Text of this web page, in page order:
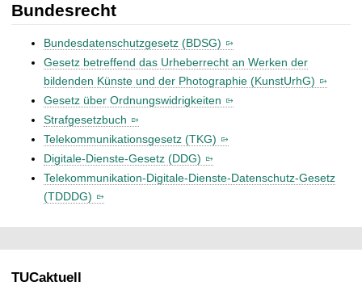
Bundesrecht
Bundesdatenschutzgesetz (BDSG)
Gesetz betreffend das Urheberrecht an Werken der
bildenden Künste und der Photographie (KunstUrhG)
Gesetz über Ordnungswidrigkeiten
Strafgesetzbuch
Telekommunikationsgesetz (TKG)
Digitale-Dienste-Gesetz (DDG)
Telekommunikation-Digitale-Dienste-Datenschutz-Gesetz
(TDDDG)
TUCaktuell